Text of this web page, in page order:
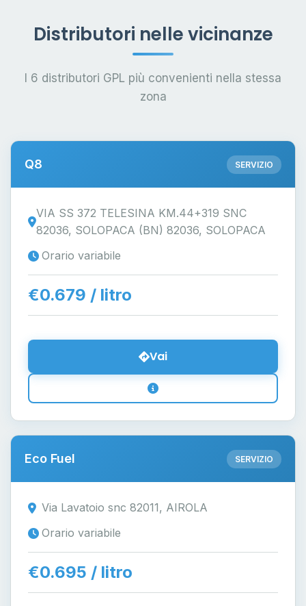
Distributori nelle vicinanze
I 6 distributori GPL più convenienti nella stessa
zona
Q8 SERVIZIO
VIA SS 372 TELESINA KM.44+319 SNC
82036, SOLOPACA (BN) 82036, SOLOPACA
Orario variabile
€0.679 / litro
Vai
Eco Fuel SERVIZIO
Via Lavatoio snc 82011, AIROLA
Orario variabile
€0.695 / litro